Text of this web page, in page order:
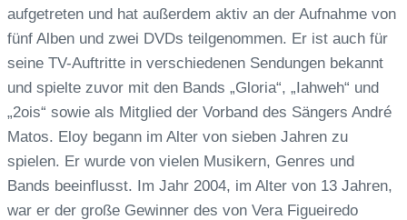
aufgetreten und hat außerdem aktiv an der Aufnahme von
fünf Alben und zwei DVDs teilgenommen. Er ist auch für
seine TV-Auftritte in verschiedenen Sendungen bekannt
und spielte zuvor mit den Bands „Gloria“, „Iahweh“ und
„2ois“ sowie als Mitglied der Vorband des Sängers André
Matos. Eloy begann im Alter von sieben Jahren zu
spielen. Er wurde von vielen Musikern, Genres und
Bands beeinflusst. Im Jahr 2004, im Alter von 13 Jahren,
war er der große Gewinner des von Vera Figueiredo